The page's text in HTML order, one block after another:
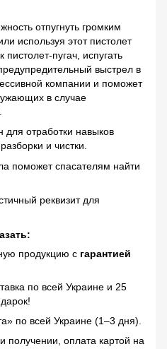
отпугнуть громким
используя этот пистолет
пистолет-пугач, испугать
выстрел в
компании и поможет
в случае
отработки навыков
и чистки.
поможет спасателям найти
реквизит для
продукцию с гарантией
по всей Украине и 25
по всей Украине (1–3 дня).
получении, оплата картой на